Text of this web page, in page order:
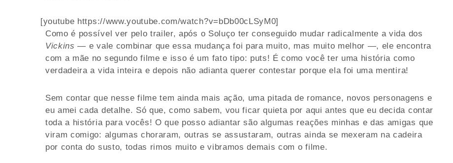
[youtube https://www.youtube.com/watch?v=bDb00cLSyM0]
Como é possível ver pelo trailer, após o Soluço ter conseguido mudar radicalmente a vida dos
Vickins — e vale combinar que essa mudança foi para muito, mas muito melhor —, ele encontra
com a mãe no segundo filme e isso é um fato tipo: puts! É como você ter uma história como
verdadeira a vida inteira e depois não adianta querer contestar porque ela foi uma mentira!
Sem contar que nesse filme tem ainda mais ação, uma pitada de romance, novos personagens e
eu amei cada detalhe. Só que, como sabem, vou ficar quieta por aqui antes que eu decida contar
toda a história para vocês! O que posso adiantar são algumas reações minhas e das amigas que
viram comigo: algumas choraram, outras se assustaram, outras ainda se mexeram na cadeira
por conta do susto, todas rimos muito e vibramos demais com o filme.